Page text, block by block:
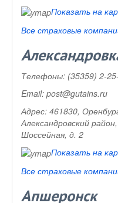
Показать на
Все страховые
Телефоны: (35359) 2-
Email: post@gutains.ru
Адрес: 461830,
Александровский
Шоссейная, д. 2
Показать на
Все страховые
Апшеронск